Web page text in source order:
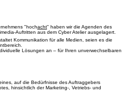
"hochacht" haben wir die Agenden des
Auftritten aus dem Cyber Atelier ausgelagert.
Kommunikation für alle Medien, seien es die
Lösungen an – für Ihren unverwechselbaren
auf die Bedürfnisse des Auftraggebers
hinsichtlich der Marketing-, Vetriebs- und